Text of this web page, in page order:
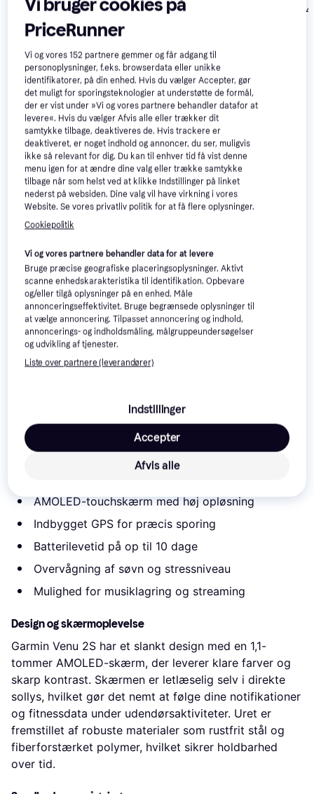
Garmin Venu 2S
Leather Band White
3.499 kr.
1.166 kr.
Garmin Venu 2
3.499 kr.
Garmin Venu 4
Anmeldelser
Læs om produktet
Laveste pris for Garmin Venu 2S Graphite er 2.849 kr.
Det er den bedste pris lige nu blandt
Garmin Venu 2S – din partner til en aktiv livsstil
at understøtte en aktiv livsstil. Med sit elegante og
kompakte design passer den godt til både daglig brug
og træning. Uret tilbyder mange funktioner, der
hjælper dig med at holde styr på din sundhed og
AMOLED-touchskærm med høj opløsning
Indbygget GPS for præcis sporing
Batterilevetid på op til 10 dage
Overvågning af søvn og stressniveau
Mulighed for musiklagring og streaming
Design og skærmoplevelse
Garmin Venu 2S har et slankt design med en 1,1-
tommer AMOLED-skærm, der leverer klare farver og
skarp kontrast. Skærmen er letlæselig selv i direkte
sollys, hvilket gør det nemt at følge dine notifikationer
og fitnessdata under udendørsaktiviteter. Uret er
fremstillet af robuste materialer som rustfrit stål og
fiberforstærket polymer, hvilket sikrer holdbarhed
over tid.
Vi bruger cookies på
PriceRunner
Vi og vores152 partnere gemmer og får adgang til
personoplysninger, f.eks. browserdata eller unikke
identifikatorer, på din enhed. Hvis du vælger Accepter, gør
det muligt for sporingsteknologier at understøtte de formål,
der er vist under »Vi og vores partnere behandler datafor at
levere«. Hvis du vælger Afvis alle eller trækker dit
samtykke tilbage, deaktiveres de. Hvis trackere er
deaktiveret, er noget indhold og annoncer, du ser, muligvis
ikke så relevant for dig. Du kan til enhver tid få vist denne
menu igen for at ændre dine valg eller trække samtykke
tilbage når som helst ved at klikke Indstillinger på linket
nederst på websiden. Dine valg vil have virkning i vores
Website. Se vores privatliv politik for at få flere oplysninger.
Cookiepolitik
Vi og vores partnere behandler data for at levere
Bruge præcise geografiske placeringsoplysninger. Aktivt
scanne enhedskarakteristika til identifikation. Opbevare
og/eller tilgå oplysninger på en enhed. Måle
annonceringseffektivitet. Bruge begrænsede oplysninger til
at vælge annoncering. Tilpasset annoncering og indhold,
annoncerings- og indholdsmåling, målgruppeundersøgelser
og udvikling af tjenester.
Liste over partnere (leverandører)
Indstillinger
Afvis alle
Accepter